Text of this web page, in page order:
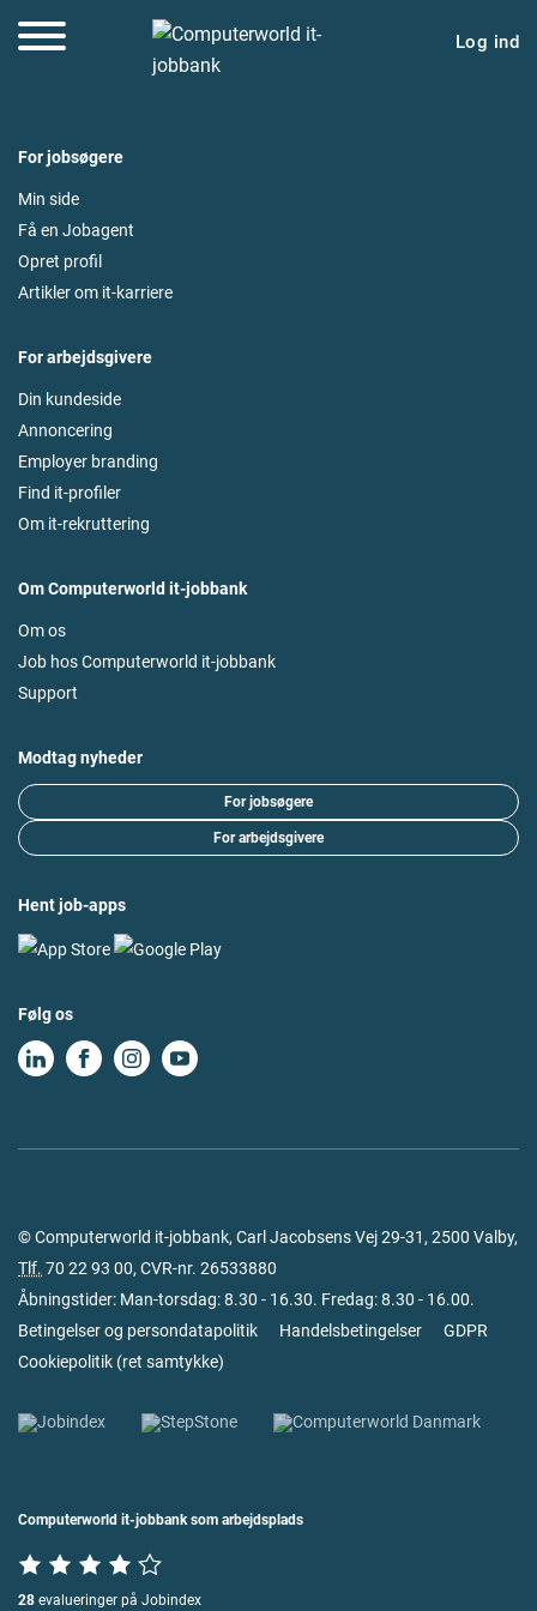
Log ind
For jobsøgere
Min side
Få en Jobagent
Opret profil
Artikler om it-karriere
For arbejdsgivere
Din kundeside
Annoncering
Employer branding
Find it-profiler
Om it-rekruttering
Om Computerworld it-jobbank
Om os
Job hos Computerworld it-jobbank
Support
Modtag nyheder
For jobsøgere
For arbejdsgivere
Hent job-apps
Følg os
© Computerworld it-jobbank, Carl Jacobsens Vej 29-31, 2500 Valby,
Tlf. 70 22 93 00, CVR-nr. 26533880
Åbningstider: Man-torsdag: 8.30 - 16.30. Fredag: 8.30 - 16.00.
Betingelser og persondatapolitik
Handelsbetingelser
GDPR
Cookiepolitik (ret samtykke)
Computerworld it-jobbank som arbejdsplads
28 evalueringer på Jobindex